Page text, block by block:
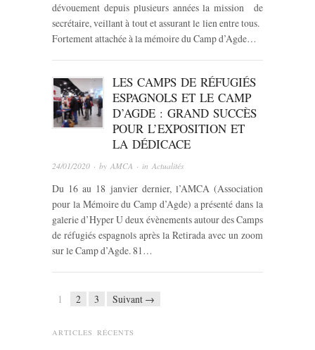
dévouement depuis plusieurs années la mission de
secrétaire, veillant à tout et assurant le lien entre tous.
Fortement attachée à la mémoire du Camp d’Agde…
LES CAMPS DE RÉFUGIÉS
ESPAGNOLS ET LE CAMP
D’AGDE : GRAND SUCCÈS
POUR L’EXPOSITION ET
LA DÉDICACE
24/01/2020 · by AMCA · in Actualités
Du 16 au 18 janvier dernier, l’AMCA (Association
pour la Mémoire du Camp d’Agde) a présenté dans la
galerie d’Hyper U deux évènements autour des Camps
de réfugiés espagnols après la Retirada avec un zoom
sur le Camp d’Agde. 81…
1 2 3 Suivant →
ARTICLES RÉCENTS